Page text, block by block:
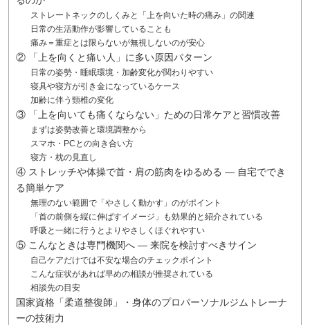
ストレートネックのしくみと「上を向いた時の痛み」の関連
日常の生活動作が影響していることも
痛み＝重症とは限らないが無視しないのが安心
② 「上を向くと痛い人」に多い原因パターン
日常の姿勢・睡眠環境・加齢変化が関わりやすい
寝具や寝方が引き金になっているケース
加齢に伴う頸椎の変化
③ 「上を向いても痛くならない」ための日常ケアと習慣改善
まずは姿勢改善と環境調整から
スマホ・PCとの向き合い方
寝方・枕の見直し
④ ストレッチや体操で首・肩の筋肉をゆるめる — 自宅ででき
る簡単ケア
無理のない範囲で「やさしく動かす」のがポイント
「首の前側を縦に伸ばすイメージ」も効果的と紹介されている
呼吸と一緒に行うとよりやさしくほぐれやすい
⑤ こんなときは専門機関へ — 来院を検討すべきサイン
自己ケアだけでは不安な場合のチェックポイント
こんな症状があれば早めの相談が推奨されている
相談先の目安
国家資格「柔道整復師」・身体のプロパーソナルジムトレーナ
ーの技術力